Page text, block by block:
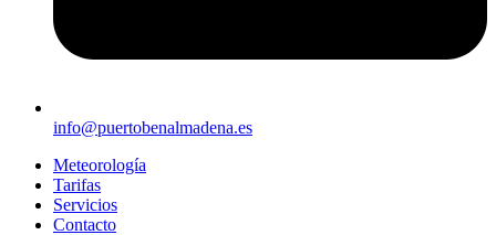
info@puertobenalmadena.es
Meteorología
Tarifas
Servicios
Contacto